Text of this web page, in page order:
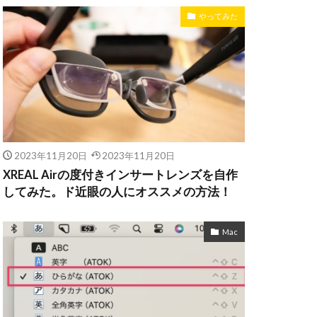
やってみた
2023年11月20日 2023年11月20日
XREAL Airの度付きインサートレンズを自作
してみた。ド近眼の人にオススメの方法！
Mac